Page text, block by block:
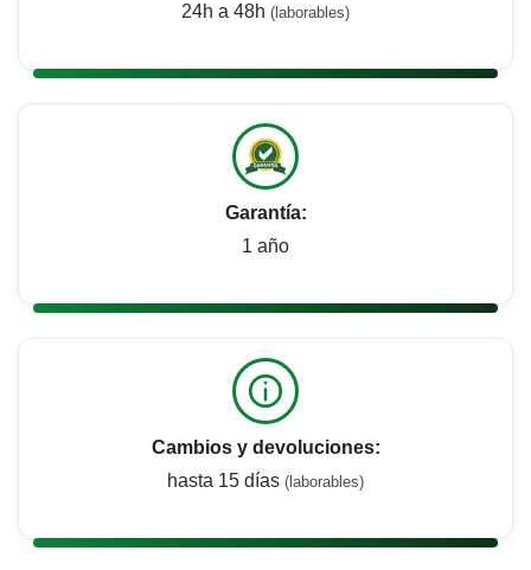
24h a 48h (laborables)
Garantía:
1 año
Cambios y devoluciones:
hasta 15 días (laborables)